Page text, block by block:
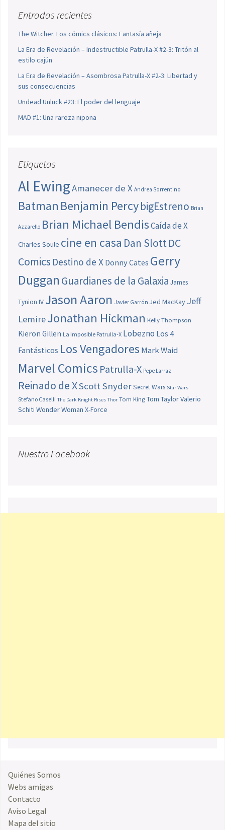
Entradas recientes
The Witcher. Los cómics clásicos: Fantasía añeja
La Era de Revelación – Indestructible Patrulla-X #2-3: Tritón al
estilo cajún
La Era de Revelación – Asombrosa Patrulla-X #2-3: Libertad y
sus consecuencias
Undead Unluck #23: El poder del lenguaje
MAD #1: Una rareza nipona
Etiquetas
Al EwingAmanecer de X Andrea Sorrentino
Batman Benjamin PercybigEstreno Brian
Azzarello Brian Michael BendisCaída de X
Charles Soule cine en casa Dan SlottDC
Comics Destino de X Donny Cates Gerry
Duggan Guardianes de la Galaxia James
Tynion IV Jason Aaron Javier Garrón Jed MacKay Jeff
LemireJonathan Hickman Kelly Thompson
Kieron Gillen La Imposible Patrulla-X Lobezno Los 4
Fantásticos Los Vengadores Mark Waid
Marvel Comics Patrulla-X Pepe Larraz
Reinado de XScott SnyderSecret Wars Star Wars
Stefano Caselli The Dark Knight Rises Thor Tom King Tom TaylorValerio
Schiti Wonder Woman X-Force
Nuestro Facebook
Quiénes Somos
Webs amigas
Contacto
Aviso Legal
Mapa del sitio